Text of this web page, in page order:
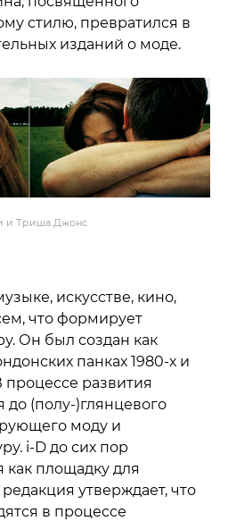
стилю, превратился в
изданий о моде.
и Триша Джонс
что формирует
панках 1980-х и
развития
до (полу-)глянцевого
моду и
до сих пор
как площадку для
в процессе